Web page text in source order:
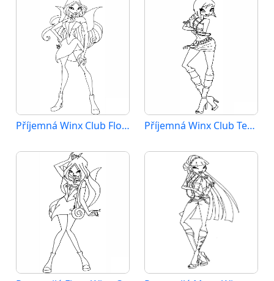
Příjemná Winx Club Flora Příjemná Winx Club Tecna